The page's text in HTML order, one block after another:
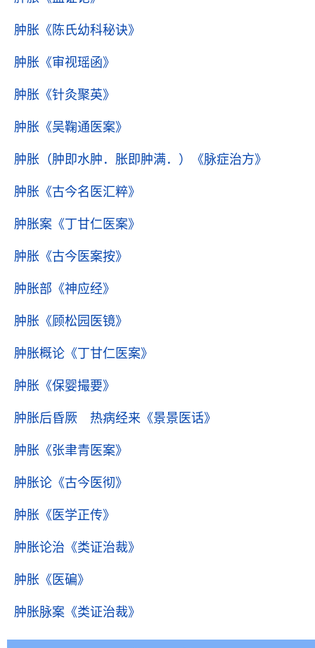
肿胀 《陈氏幼科秘诀》
肿胀 《审视瑶函》
肿胀 《针灸聚英》
肿胀 《吴鞠通医案》
肿胀（肿即水肿．胀即肿满．） 《脉症治方》
肿胀 《古今名医汇粹》
肿胀案 《丁甘仁医案》
肿胀 《古今医案按》
肿胀部 《神应经》
肿胀 《顾松园医镜》
肿胀概论 《丁甘仁医案》
肿胀 《保婴撮要》
肿胀后昏厥 热病经来 《景景医话》
肿胀 《张聿青医案》
肿胀论 《古今医彻》
肿胀 《医学正传》
肿胀论治 《类证治裁》
肿胀 《医碥》
肿胀脉案 《类证治裁》